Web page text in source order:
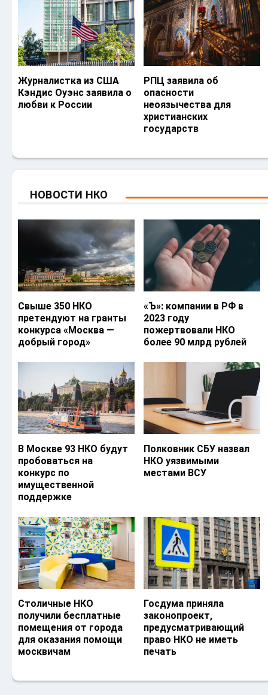
Журналистка из США
Кэндис Оуэнс заявила о
любви к России
РПЦ заявила об
опасности
неоязычества для
христианских
государств
НОВОСТИ НКО
Свыше 350 НКО
претендуют на гранты
конкурса «Москва —
добрый город»
«Ъ‎»: компании в РФ в
2023 году
пожертвовали НКО
более 90 млрд рублей
В Москве 93 НКО будут
пробоваться на
конкурс по
имущественной
поддержке
Полковник СБУ назвал
НКО уязвимыми
местами ВСУ
Столичные НКО
получили бесплатные
помещения от города
для оказания помощи
москвичам
Госдума приняла
законопроект,
предусматривающий
право НКО не иметь
печать